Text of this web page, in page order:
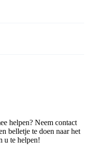
helpen? Neem contact
belletje te doen naar het
u te helpen!